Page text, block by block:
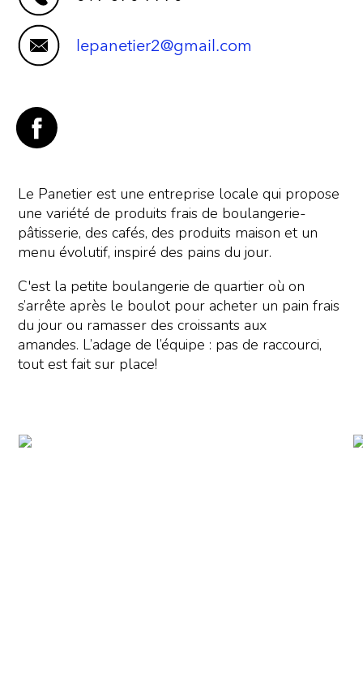
Le Panetier est une entreprise locale qui propose
une variété de produits frais de boulangerie-
pâtisserie, des cafés, des produits maison et un
menu évolutif, inspiré des pains du jour.
C'est la petite boulangerie de quartier où on
s’arrête après le boulot pour acheter un pain frais
du jour ou ramasser des croissants aux
amandes. L’adage de l’équipe : pas de raccourci,
tout est fait sur place!
lepanetier2@gmail.com